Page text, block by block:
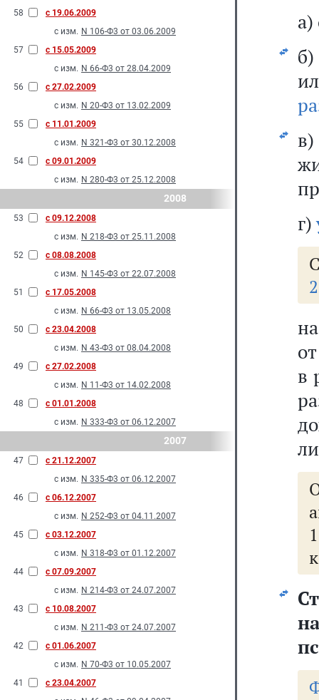
58
с 19.06.2009
с изм. N 106-Ф3 от 03.06.2009
57
с 15.05.2009
с изм. N 66-Ф3 от 28.04.2009
56
с 27.02.2009
с изм. N 20-Ф3 от 13.02.2009
55
с 11.01.2009
с изм. N 321-Ф3 от 30.12.2008
54
с 09.01.2009
с изм. N 280-Ф3 от 25.12.2008
2008
53
с 09.12.2008
с изм. N 218-Ф3 от 25.11.2008
52
с 08.08.2008
с изм. N 145-Ф3 от 22.07.2008
51
с 17.05.2008
с изм. N 66-Ф3 от 13.05.2008
50
с 23.04.2008
с изм. N 43-Ф3 от 08.04.2008
49
с 27.02.2008
с изм. N 11-Ф3 от 14.02.2008
48
с 01.01.2008
с изм. N 333-Ф3 от 06.12.2007
2007
47
с 21.12.2007
с изм. N 335-Ф3 от 06.12.2007
46
с 06.12.2007
с изм. N 252-Ф3 от 04.11.2007
45
с 03.12.2007
с изм. N 318-Ф3 от 01.12.2007
44
с 07.09.2007
с изм. N 214-Ф3 от 24.07.2007
43
с 10.08.2007
с изм. N 211-Ф3 от 24.07.2007
42
с 01.06.2007
с изм. N 70-Ф3 от 10.05.2007
41
с 23.04.2007
г)
в